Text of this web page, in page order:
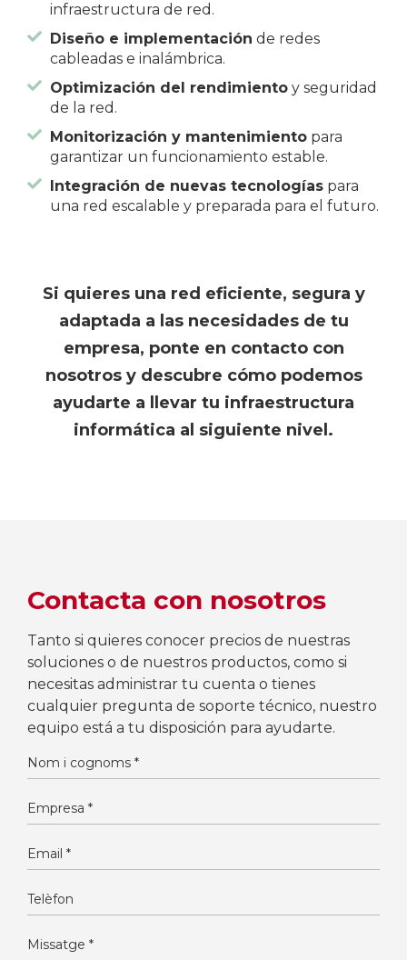
infraestructura de red.
Diseño e implementación de redes
cableadas e inalámbrica.
Optimización del rendimiento y seguridad
de la red.
Monitorización y mantenimiento para
garantizar un funcionamiento estable.
Integración de nuevas tecnologías para
una red escalable y preparada para el futuro.
Si quieres una red eficiente, segura y
adaptada a las necesidades de tu
empresa, ponte en contacto con
nosotros y descubre cómo podemos
ayudarte a llevar tu infraestructura
informática al siguiente nivel.
Contacta con nosotros
Tanto si quieres conocer precios de nuestras
soluciones o de nuestros productos, como si
necesitas administrar tu cuenta o tienes
cualquier pregunta de soporte técnico, nuestro
equipo está a tu disposición para ayudarte.